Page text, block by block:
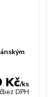
Kč/ks
bez DPH